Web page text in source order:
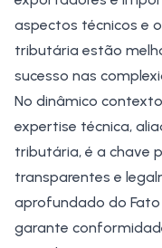
aspectos técnicos e
tributária estão
sucesso nas
No dinâmico
expertise técnica,
tributária, é a chave
transparentes e
aprofundado do Fato
garante